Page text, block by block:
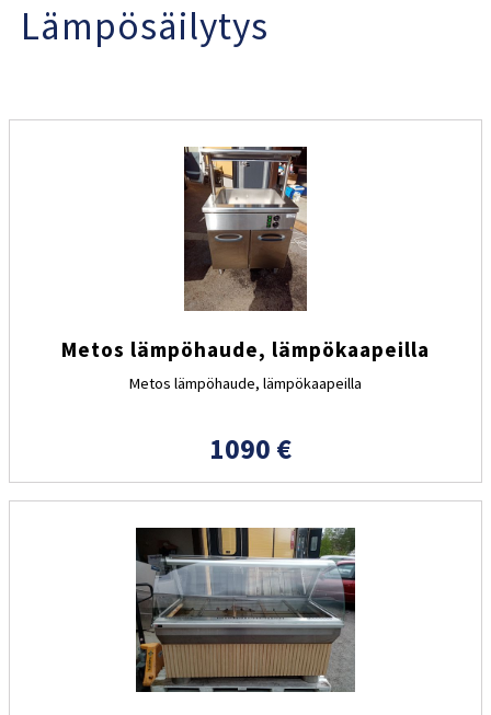
Koneiden ja astioiden vuokraus
Tuoteluettelot
Yhteystiedot
Lämpösäilytys
Metos lämpöhaude, lämpökaapeilla
Metos lämpöhaude, lämpökaapeilla
1090 €